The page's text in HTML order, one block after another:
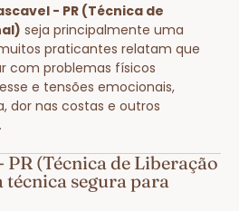
- PR (Técnica de
seja principalmente uma
praticantes relatam que
com problemas físicos
e tensões emocionais,
dor nas costas e outros
PR (Técnica de Liberação
segura para